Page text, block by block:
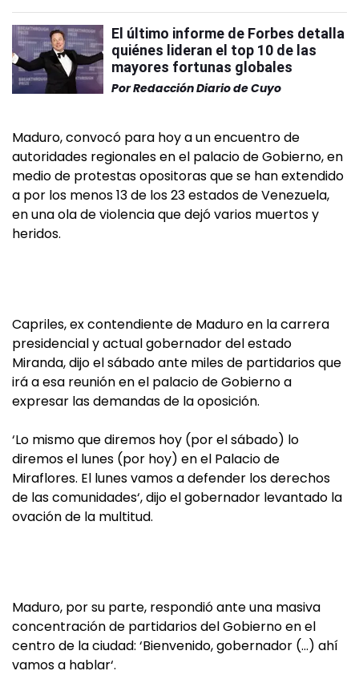
El último informe de Forbes detalla
quiénes lideran el top 10 de las
mayores fortunas globales
PorRedacción Diario de Cuyo
Maduro, convocó para hoy a un encuentro de
autoridades regionales en el palacio de Gobierno, en
medio de protestas opositoras que se han extendido
a por los menos 13 de los 23 estados de Venezuela,
en una ola de violencia que dejó varios muertos y
heridos.
Capriles, ex contendiente de Maduro en la carrera
presidencial y actual gobernador del estado
Miranda, dijo el sábado ante miles de partidarios que
irá a esa reunión en el palacio de Gobierno a
expresar las demandas de la oposición.
‘Lo mismo que diremos hoy (por el sábado) lo
diremos el lunes (por hoy) en el Palacio de
Miraflores. El lunes vamos a defender los derechos
de las comunidades‘, dijo el gobernador levantado la
ovación de la multitud.
Maduro, por su parte, respondió ante una masiva
concentración de partidarios del Gobierno en el
centro de la ciudad: ‘Bienvenido, gobernador (…) ahí
vamos a hablar‘.